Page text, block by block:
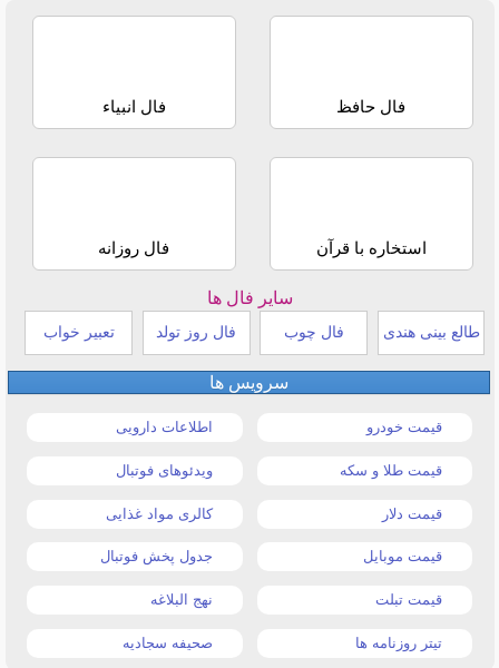
فال حافظ فال انبیاء
استخاره با قرآن فال روزانه
سایر فال ها
طالع بینی هندی فال چوب فال روز تولد تعبیر خواب
سرویس ها
قیمت خودرو اطلاعات دارویی
قیمت طلا و سکه ویدئوهای فوتبال
قیمت دلار کالری مواد غذایی
قیمت موبایل جدول پخش فوتبال
قیمت تبلت نهج البلاغه
تیتر روزنامه ها صحیفه سجادیه